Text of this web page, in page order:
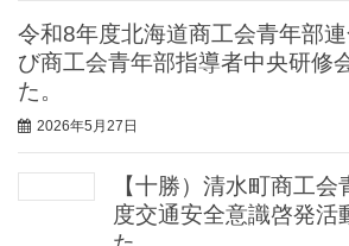
令和8年度北海道商工会青年部
び商工会青年部指導者中央研修
た。
2026年5月27日
【十勝）清水町商工
度交通安全意識啓発活